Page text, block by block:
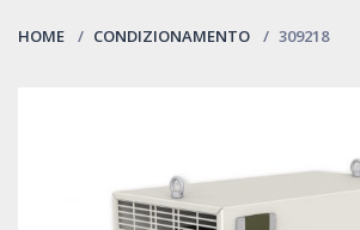
HOME CONDIZIONAMENTO 309218